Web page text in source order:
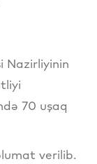
Nazirliyinin
70 uşaq
verilib.